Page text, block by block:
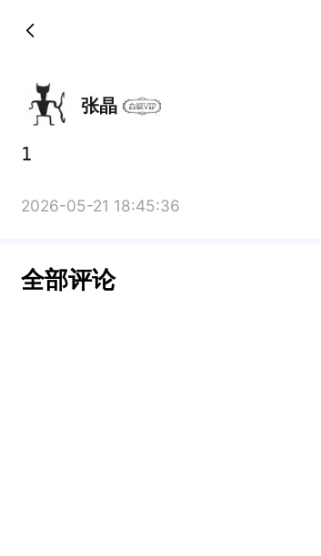
张晶
1
2026-05-21 18:45:36
全部评论